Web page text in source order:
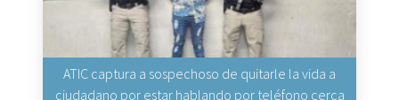
ATIC captura a sospechoso de quitarle la vida a
ciudadano por estar hablando por teléfono cerca